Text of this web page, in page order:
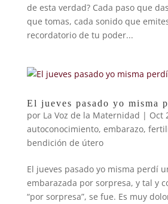
de esta verdad? Cada paso que
que tomas, cada sonido que
recordatorio de tu poder...
El jueves pasado yo misma
por La Voz de la Maternidad | Oct
autoconocimiento, embarazo,
bendición de útero
El jueves pasado yo misma perdí
embarazada por sorpresa, y tal y
“por sorpresa”, se fue. Es muy